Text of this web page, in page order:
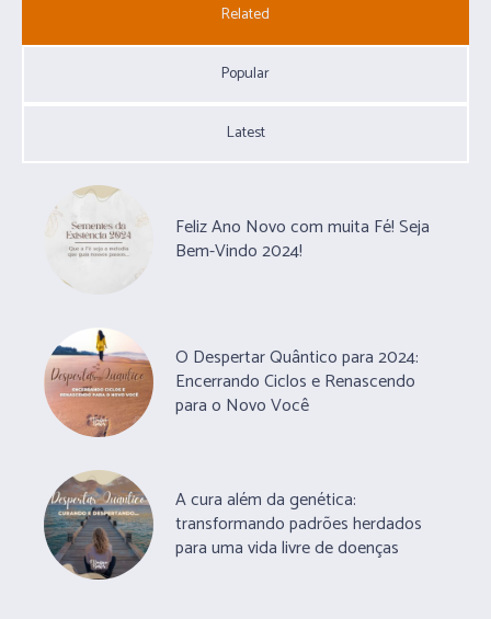
Related
Popular
Latest
Feliz Ano Novo com muita Fé! Seja
Bem-Vindo 2024!
O Despertar Quântico para 2024:
Encerrando Ciclos e Renascendo
para o Novo Você
A cura além da genética:
transformando padrões herdados
para uma vida livre de doenças